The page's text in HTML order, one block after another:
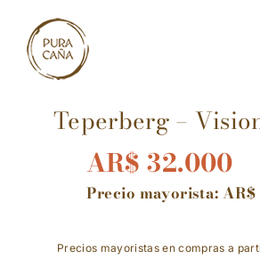
content
Teperberg –
AR$ 32.000
Precio mayorista:AR$
Precios mayoristas en compras a